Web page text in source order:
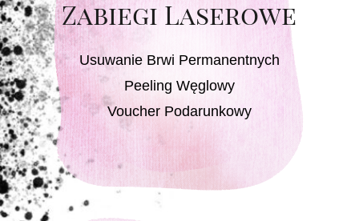
Zabiegi Laserowe
Usuwanie Brwi Permanentnych
Peeling Węglowy
Voucher Podarunkowy